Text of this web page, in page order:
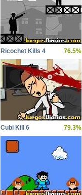
Ricochet Kills 4 76.5%
Cubi Kill 6 79.3%